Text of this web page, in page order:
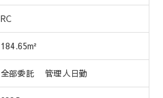
RC
184.65m²
全部委託 管理人日勤